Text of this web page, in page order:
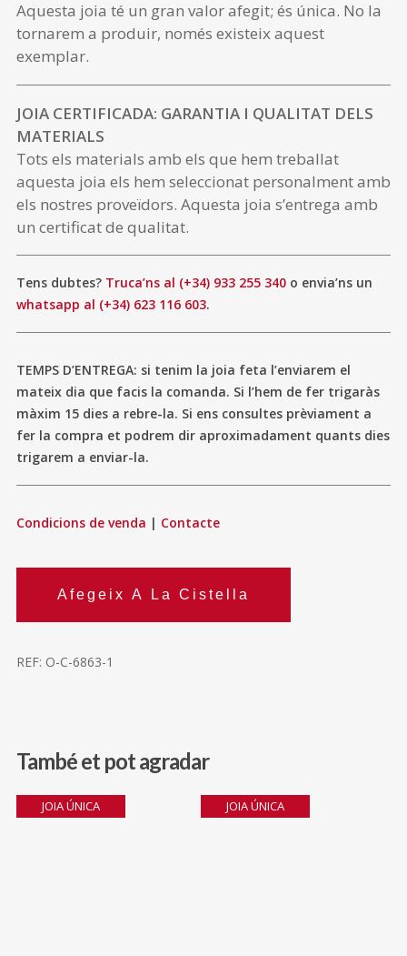
Aquesta joia té un gran valor afegit; és única. No la
tornarem a produir, només existeix aquest
exemplar.
JOIA CERTIFICADA: GARANTIA I QUALITAT DELS
MATERIALS
Tots els materials amb els que hem treballat
aquesta joia els hem seleccionat personalment amb
els nostres proveïdors. Aquesta joia s’entrega amb
un certificat de qualitat.
Tens dubtes? Truca’ns al (+34) 933 255 340 o envia’ns un
whatsapp al (+34) 623 116 603.
TEMPS D’ENTREGA: si tenim la joia feta l’enviarem el
mateix dia que facis la comanda. Si l’hem de fer trigaràs
màxim 15 dies a rebre-la. Si ens consultes prèviament a
fer la compra et podrem dir aproximadament quants dies
trigarem a enviar-la.
Condicions de venda | Contacte
Afegeix A La Cistella
REF: O-C-6863-1
També et pot agradar